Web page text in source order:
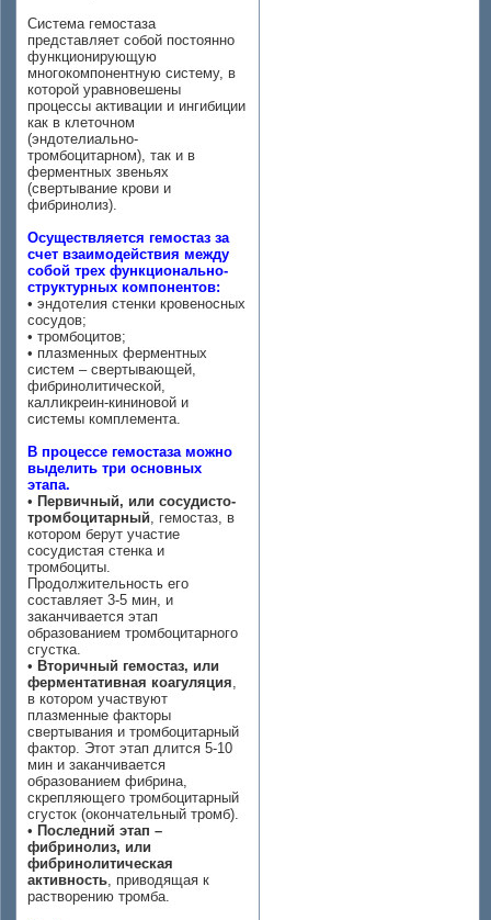
Система гемостаза
представляет собой постоянно
функционирующую
многокомпонентную систему, в
которой уравновешены
процессы активации и ингибиции
как в клеточном
(эндотелиально-
тромбоцитарном), так и в
ферментных звеньях
(свертывание крови и
фибринолиз).
Осуществляется гемостаз за
счет взаимодействия между
собой трех функционально-
структурных компонентов:
• эндотелия стенки кровеносных
сосудов;
• тромбоцитов;
• плазменных ферментных
систем – свертывающей,
фибринолитической,
калликреин-кининовой и
системы комплемента.
В процессе гемостаза можно
выделить три основных
этапа.
• Первичный, или сосудисто-
тромбоцитарный, гемостаз, в
котором берут участие
сосудистая стенка и
тромбоциты.
Продолжительность его
составляет 3-5 мин, и
заканчивается этап
образованием тромбоцитарного
сгустка.
• Вторичный гемостаз, или
ферментативная коагуляция,
в котором участвуют
плазменные факторы
свертывания и тромбоцитарный
фактор. Этот этап длится 5-10
мин и заканчивается
образованием фибрина,
скрепляющего тромбоцитарный
сгусток (окончательный тромб).
• Последний этап –
фибринолиз, или
фибринолитическая
активность, приводящая к
растворению тромба.